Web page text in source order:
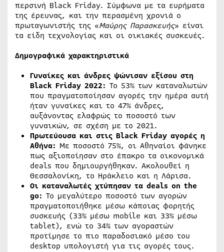
περσινή Black Friday. Σύμφωνα με τα ευρήματα
της έρευνας, και την περασμένη χρονιά ο
πρωταγωνιστής της «Μαύρης Παρασκευής» είναι
τα είδη τεχνολογίας και οι οικιακές συσκευές.
Δημογραφικά χαρακτηριστικά
Γυναίκες και άνδρες ψώνισαν εξίσου στη
Black Friday 2022: Το 53% των καταναλωτών
που πραγματοποίησαν αγορές την ημέρα αυτή
ήταν γυναίκες και το 47% άνδρες,
αυξάνοντας ελαφρώς το ποσοστό των
γυναικών, σε σχέση με το 2021.
Πρωτεύουσα και στις Black Friday αγορές η
Αθήνα: Με ποσοστό 75%, οι Αθηναίοι φάνηκε
πως αξιοποίησαν στο έπακρο τα οικονομικά
deals που δημιουργήθηκαν. Ακολουθεί η
Θεσσαλονίκη, το Ηράκλειο και η Λάρισα.
Οι καταναλωτές χτύπησαν τα deals on the
go: Το μεγαλύτερο ποσοστό των αγορών
πραγματοποιήθηκε μέσω κάποιας φορητής
συσκευής (33% μέσω mobile και 33% μέσω
tablet), ενώ το 34% των αγοραστών
προτίμησε το πιο παραδοσιακό μέσο του
desktop υπολογιστή για τις αγορές τους.